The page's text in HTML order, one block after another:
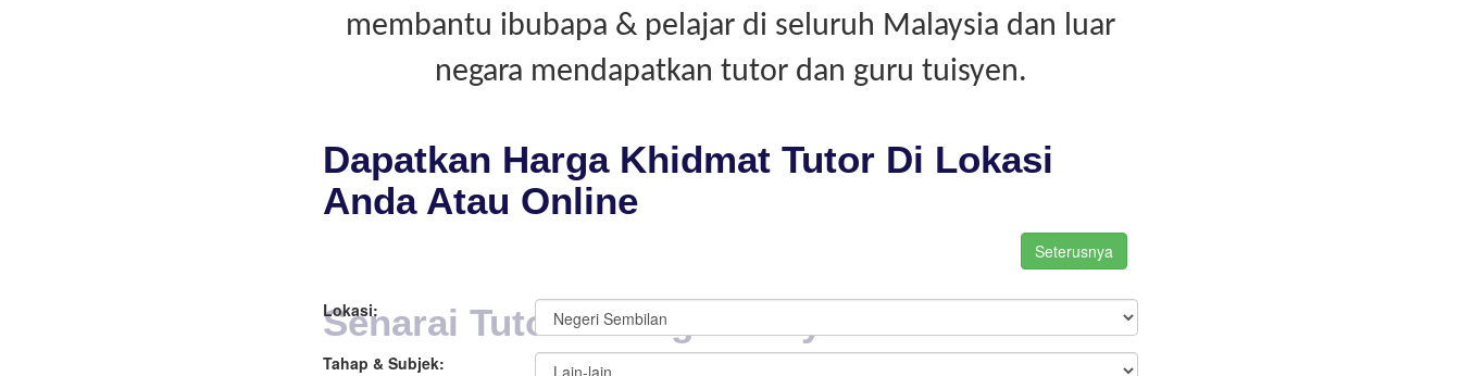
membantu ibubapa & pelajar di seluruh Malaysia dan luar
negara mendapatkan tutor dan guru tuisyen.
Dapatkan Harga Khidmat Tutor Di Lokasi
Anda Atau Online
Senarai Tutor & Cikgu Tuisyen
Lokasi:
Tahap & Subjek: